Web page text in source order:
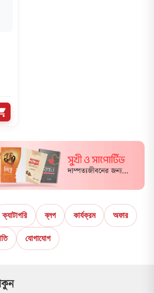
ক্যাটাগরি ব্লগ কার্যক্রম
অফার
যোগাযোগ